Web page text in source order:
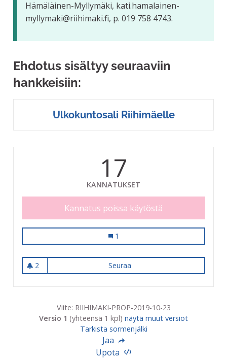
Hämäläinen-Myllymäki, kati.hamalainen-
myllymaki@riihimaki.fi, p. 019 758 4743.
Ehdotus sisältyy seuraaviin
hankkeisiin:
Ulkokuntosali Riihimäelle
17
KANNATUKSET
Kannatus poissa käytöstä
Ulkokuntosali Riihimäelle
1
2
2 seuraajaa
Seuraa
Viite: RIIHIMAKI-PROP-2019-10-23
Versio 1 (yhteensä 1 kpl) näytä muut versiot
Tarkista sormenjälki
Jaa
Upota